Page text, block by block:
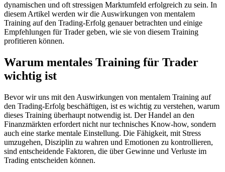
dynamischen und oft stressigen Marktumfeld erfolgreich zu sein. In
diesem Artikel werden wir die Auswirkungen von mentalem
Training auf den Trading-Erfolg genauer betrachten und einige
Empfehlungen für Trader geben, wie sie von diesem Training
profitieren können.
Warum mentales Training für Trader
wichtig ist
Bevor wir uns mit den Auswirkungen von mentalem Training auf
den Trading-Erfolg beschäftigen, ist es wichtig zu verstehen, warum
dieses Training überhaupt notwendig ist. Der Handel an den
Finanzmärkten erfordert nicht nur technisches Know-how, sondern
auch eine starke mentale Einstellung. Die Fähigkeit, mit Stress
umzugehen, Disziplin zu wahren und Emotionen zu kontrollieren,
sind entscheidende Faktoren, die über Gewinne und Verluste im
Trading entscheiden können.